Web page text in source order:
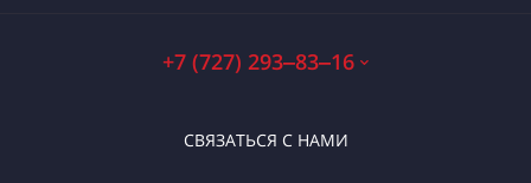
+7 (727) 293‒83‒16
СВЯЗАТЬСЯ С НАМИ